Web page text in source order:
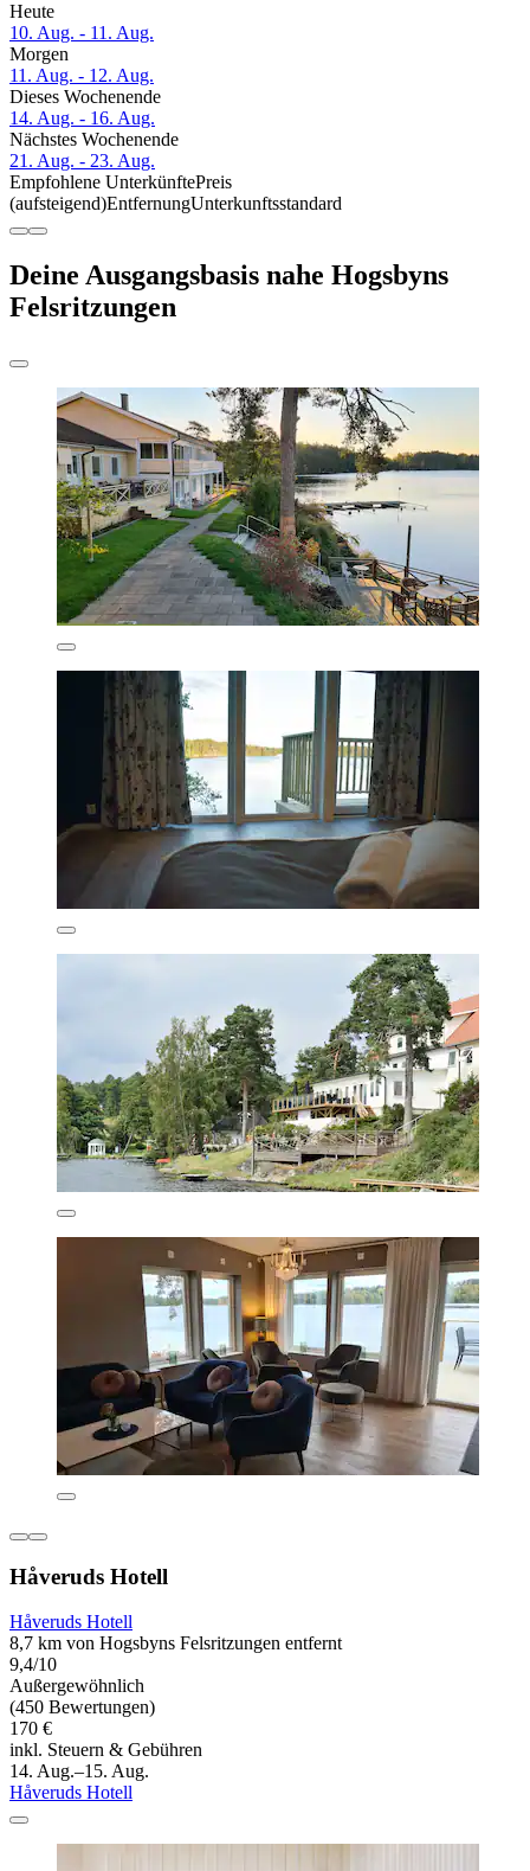
Heute
10. Aug. - 11. Aug.
Morgen
11. Aug. - 12. Aug.
Dieses Wochenende
14. Aug. - 16. Aug.
Nächstes Wochenende
21. Aug. - 23. Aug.
Empfohlene UnterkünftePreis
(aufsteigend)EntfernungUnterkunftsstandard
Deine Ausgangsbasis nahe Hogsbyns
Felsritzungen
Håveruds Hotell
Håveruds Hotell
8,7 km von Hogsbyns Felsritzungen entfernt
9,4/10
Außergewöhnlich
(450 Bewertungen)
170 €
inkl. Steuern & Gebühren
14. Aug.–15. Aug.
Håveruds Hotell